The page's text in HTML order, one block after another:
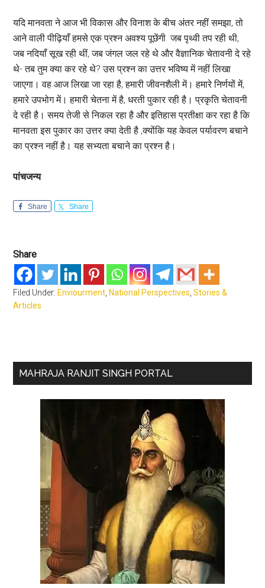
यदि मानवता ने आज भी विकास और विनाश के बीच अंतर नहीं समझा, तो
आने वाली पीढ़ियाँ हमसे एक प्रश्न अवश्य पूछेंगी जब पृथ्वी तप रही थी,
जब नदियाँ सूख रही थीं, जब जंगल जल रहे थे और वैज्ञानिक चेतावनी दे रहे
थे- तब तुम क्या कर रहे थे? उस प्रश्न का उत्तर भविष्य में नहीं लिखा
जाएगा। वह आज लिखा जा रहा है, हमारी जीवनशैली में। हमारे निर्णयों में,
हमारे उपभोग में। हमारी चेतना में है, धरती पुकार रही है। प्रकृति चेतावनी
दे रही है। समय तेजी से निकल रहा है और इतिहास प्रतीक्षा कर रहा है कि
मानवता इस पुकार का उत्तर क्या देती है ,क्योंकि यह केवल पर्यावरण बचाने
का प्रश्न नहीं है। यह सभ्यता बचाने का प्रश्न है।
पांचजन्य
Share Share
Share
Filed Under: Enviourment National Perspectives ,Stories &
Articles
Primary
MAHRAJA RANJIT SINGH PORTAL